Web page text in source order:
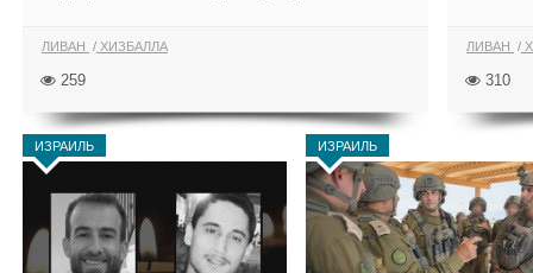
ЛИВАН ХИЗБАЛЛА
259
ЛИВАН
310
ИЗРАИЛЬ ИЗРАИЛЬ